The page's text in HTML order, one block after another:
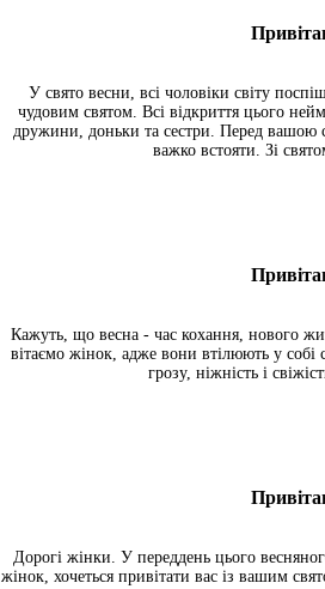
У свято весни, всі чоловіки світу
чудовим святом. Всі відкриття цього
дружини, доньки та сестри. Перед вашою
важко встояти. Зі
Кажуть, що весна - час кохання, нового
вітаємо жінок, адже вони втілюють у собі
грозу, ніжність і
Дорогі жінки. У переддень цього
жінок, хочеться привітати вас із вашим